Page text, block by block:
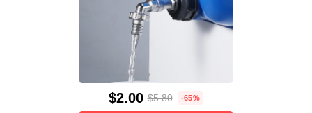
$2.00 $5.80 -65%